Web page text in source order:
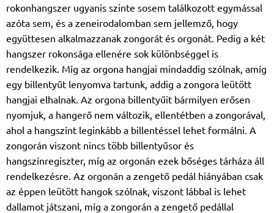
rokonhangszer ugyanis szinte sosem találkozott egymással
azóta sem, és a zeneirodalomban sem jellemző, hogy
együttesen alkalmazzanak zongorát és orgonát. Pedig a két
hangszer rokonsága ellenére sok különbséggel is
rendelkezik. Míg az orgona hangjai mindaddig szólnak, amíg
egy billentyűt lenyomva tartunk, addig a zongora leütött
hangjai elhalnak. Az orgona billentyűit bármilyen erősen
nyomjuk, a hangerő nem változik, ellentétben a zongorával,
ahol a hangszínt leginkább a billentéssel lehet formálni. A
zongorán viszont nincs több billentyűsor és
hangszínregiszter, míg az orgonán ezek bőséges tárháza áll
rendelkezésre. Az orgonán a zengető pedál hiányában csak
az éppen leütött hangok szólnak, viszont lábbal is lehet
dallamot játszani, míg a zongorán a zengető pedállal